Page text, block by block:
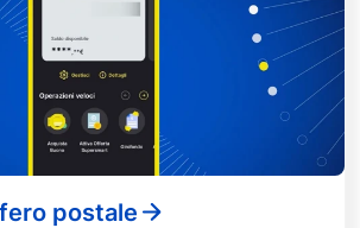
postale